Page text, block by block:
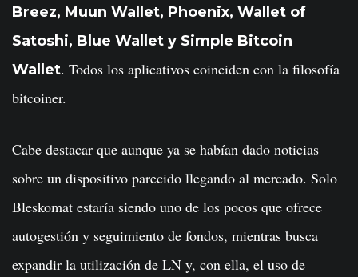
Breez, Muun Wallet, Phoenix, Wallet of
Satoshi, Blue Wallet y Simple Bitcoin
Wallet. Todos los aplicativos coinciden con la filosofía
bitcoiner.
Cabe destacar que aunque ya se habían dado noticias
sobre un dispositivo parecido llegando al mercado. Solo
Bleskomat estaría siendo uno de los pocos que ofrece
autogestión y seguimiento de fondos, mientras busca
expandir la utilización de LN y, con ella, el uso de